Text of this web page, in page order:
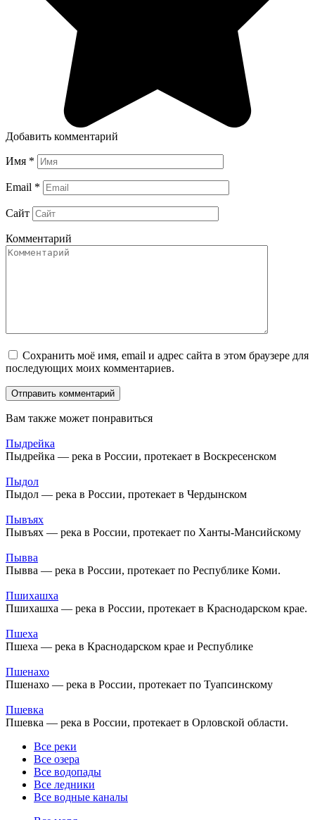
Добавить комментарий
Имя *
Email *
Сайт
Комментарий
Сохранить моё имя, email и адрес сайта в этом браузере для
последующих моих комментариев.
Вам также может понравиться
Пыдрейка
Пыдрейка — река в России, протекает в Воскресенском
Пыдол
Пыдол — река в России, протекает в Чердынском
Пывъях
Пывъях — река в России, протекает по Ханты-Мансийскому
Пывва
Пывва — река в России, протекает по Республике Коми.
Пшихашха
Пшихашха — река в России, протекает в Краснодарском крае.
Пшеха
Пшеха — река в Краснодарском крае и Республике
Пшенахо
Пшенахо — река в России, протекает по Туапсинскому
Пшевка
Пшевка — река в России, протекает в Орловской области.
Все реки
Все озера
Все водопады
Все ледники
Все водные каналы